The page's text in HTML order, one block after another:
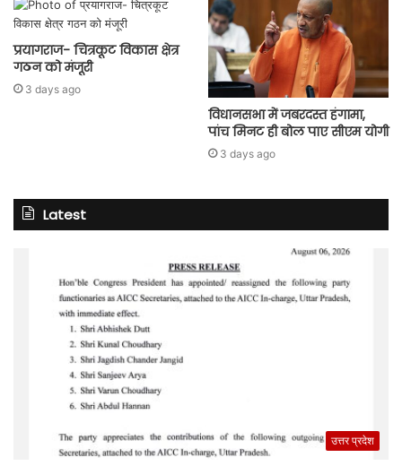
प्रयागराज- चित्रकूट विकास क्षेत्र
गठन को मंजूरी
3 days ago
विधानसभा में जबरदस्त हंगामा,
पांच मिनट ही बोल पाए सीएम योगी
3 days ago
Latest
उत्तर प्रदेश